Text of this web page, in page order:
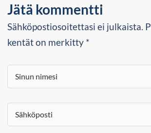
Jätä kommentti
Sähköpostiosoitettasi ei julkaista.
kentät on merkitty *